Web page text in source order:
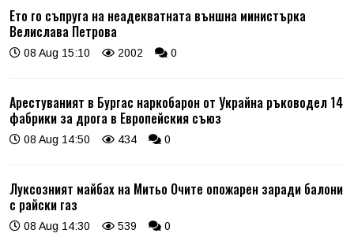
Ето го съпруга на неадекватната външна министърка
Велислава Петрова
08 Aug 15:10 2002 0
Арестуваният в Бургас наркобарон от Украйна ръководел 14
фабрики за дрога в Европейския съюз
08 Aug 14:50 434 0
Луксозният майбах на Митьо Очите опожарен заради балони
с райски газ
08 Aug 14:30 539 0